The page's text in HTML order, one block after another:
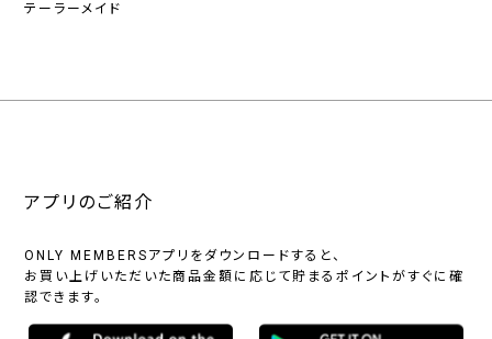
テーラーメイド
アプリのご紹介
ONLY MEMBERSアプリをダウンロードすると、
お買い上げいただいた商品金額に応じて貯まるポイントがすぐに確
認できます。